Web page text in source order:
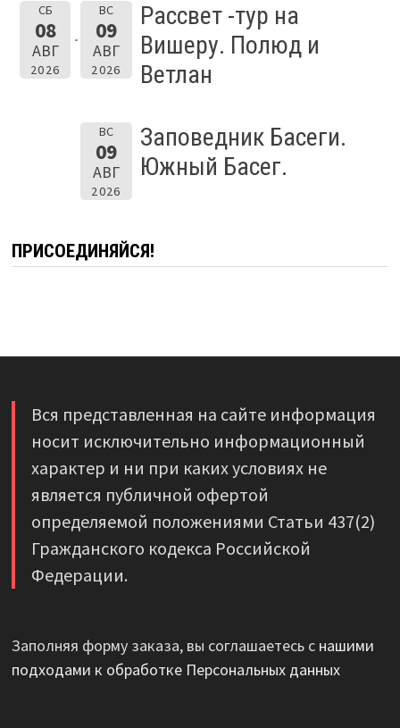
СБ
08
АВГ
2026
ВС
09
АВГ
2026
Рассвет -тур на
Вишеру. Полюд и
Ветлан
ВС
09
АВГ
2026
Заповедник Басеги.
Южный Басег.
ПРИСОЕДИНЯЙСЯ!
Вся представленная на сайте информация
носит исключительно информационный
характер и ни при каких условиях не
является публичной офертой
определяемой положениями Статьи 437(2)
Гражданского кодекса Российской
Федерации.
Заполняя форму заказа, вы соглашаетесь с нашими
подходами к обработке Персональных данных